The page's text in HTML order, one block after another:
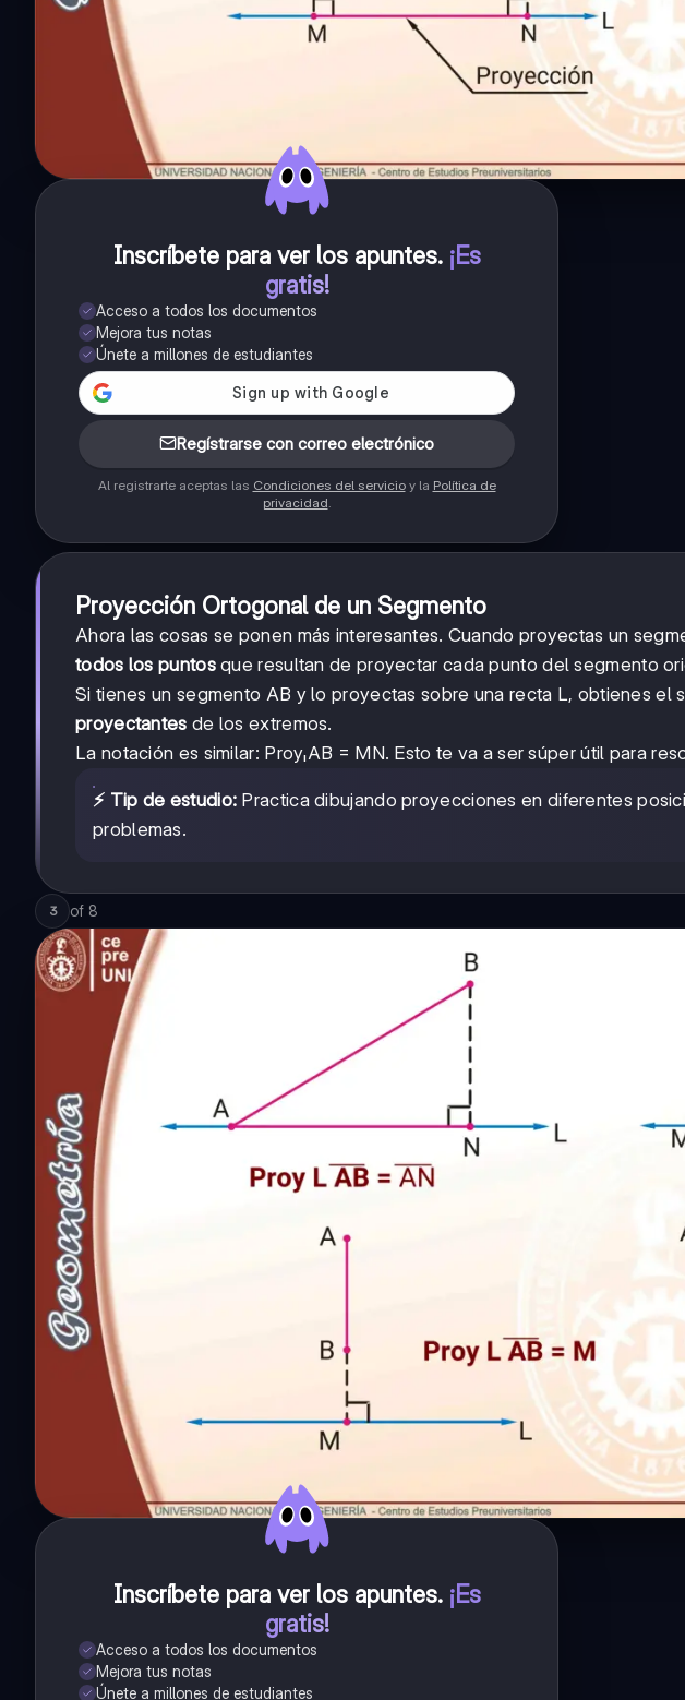
Inscríbete para ver los apuntes. ¡Es
gratis!
Acceso a todos los documentos
Mejora tus notas
Únete a millones de estudiantes
Regístrarse con correo electrónico
Al registrarte aceptas las Condiciones del servicioy la Política de
privacidad
Proyección Ortogonal de un Segmento
Ahora las cosas se ponen más interesantes. Cuando proyectas un
todos los puntosque resultan de proyectar cada punto del segmento
Si tienes un segmento AB y lo proyectas sobre una recta L, obtienes el
proyectantes de los extremos.
La notación es similar: ProyₗAB = MN. Esto te va a ser súper útil para
⚡ Tip de estudio: Practica dibujando proyecciones en diferentes
problemas.
3 of 8
Inscríbete para ver los apuntes. ¡Es
gratis!
Acceso a todos los documentos
Mejora tus notas
Únete a millones de estudiantes